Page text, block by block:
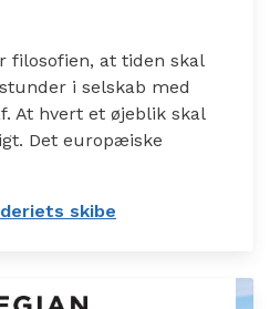
filosofien, at tiden skal
i selskab med
At hvert et øjeblik skal
Det europæiske
skibe